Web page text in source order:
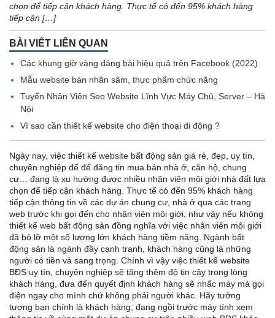
chọn để tiếp cận khách hàng. Thực tế có đến 95% khách hàng
tiếp cận […]
BÀI VIẾT LIÊN QUAN
Các khung giờ vàng đăng bài hiệu quả trên Facebook (2022)
Mẫu website bán nhân sâm, thực phẩm chức năng
Tuyển Nhân Viên Seo Website Lĩnh Vực Máy Chủ, Server – Hà
Nội
Vì sao cần thiết kế website cho điện thoại di động ?
Ngày nay, việc thiết kế website bất động sản giá rẻ, đẹp, uy tín,
chuyên nghiệp để để đăng tin mua bán nhà ở, căn hộ, chung
cư… đang là xu hướng được nhiều nhân viên môi giới nhà đất lựa
chọn để tiếp cận khách hàng. Thực tế có đến 95% khách hàng
tiếp cận thông tin về các dự án chung cư, nhà ở qua các trang
web trước khi gọi đến cho nhân viên môi giới, như vậy nếu không
thiết kế web bất động sản đồng nghĩa với việc nhân viên môi giới
đã bỏ lỡ một số lượng lớn khách hàng tiềm năng. Ngành bất
động sản là ngành đầy cạnh tranh, khách hàng cũng là những
người có tiền và sang trọng. Chính vì vậy việc thiết kế website
BĐS uy tín, chuyên nghiệp sẽ tăng thêm độ tin cậy trong lòng
khách hàng, đưa đến quyết định khách hàng sẽ nhấc máy mà gọi
điện ngay cho mình chứ không phải người khác. Hãy tưởng
tượng bạn chính là khách hàng, đang ngồi trước máy tính xem